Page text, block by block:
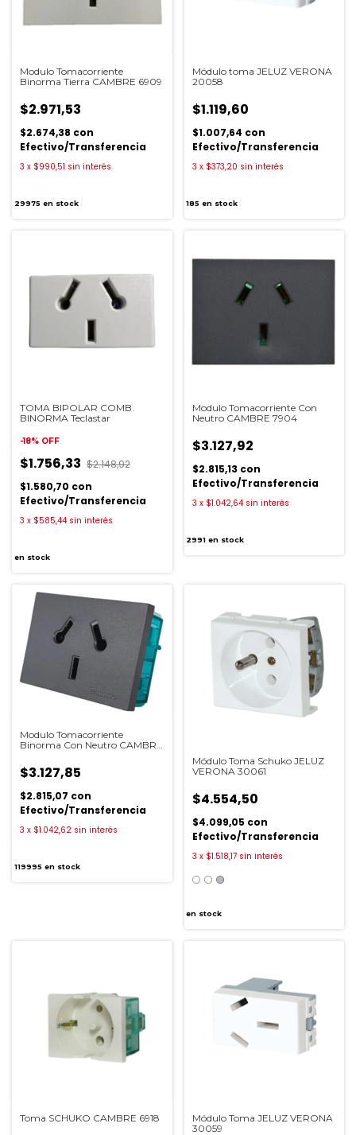
Modulo Tomacorriente
Binorma Tierra CAMBRE 6909
$2.971,53
$2.674,38 con
Efectivo/Transferencia
3 x $990,51 sin interés
29975 en stock
Módulo toma JELUZ VERONA
20058
$1.119,60
$1.007,64 con
Efectivo/Transferencia
3 x $373,20 sin interés
185 en stock
TOMA BIPOLAR COMB.
BINORMA Teclastar
-18% OFF
$1.756,33 $2.148,92
$1.580,70 con
Efectivo/Transferencia
3 x $585,44 sin interés
en stock
Modulo Tomacorriente Con
Neutro CAMBRE 7904
$3.127,92
$2.815,13 con
Efectivo/Transferencia
3 x $1.042,64 sin interés
2991 en stock
Modulo Tomacorriente
Binorma Con Neutro CAMBRE
$3.127,85
$2.815,07 con
Efectivo/Transferencia
3 x $1.042,62 sin interés
119995 en stock
Módulo Toma Schuko JELUZ
VERONA 30061
$4.554,50
$4.099,05 con
Efectivo/Transferencia
3 x $1.518,17 sin interés
en stock
Toma SCHUKO CAMBRE 6918
Módulo Toma JELUZ VERONA
30059